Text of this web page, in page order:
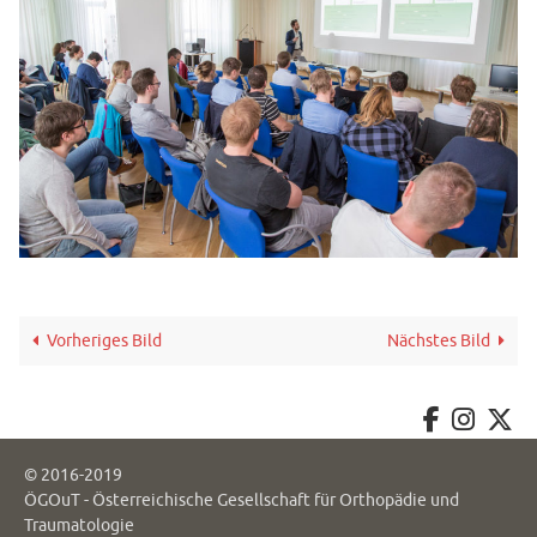
Vorheriges Bild Nächstes Bild
© 2016-2019
ÖGOuT - Österreichische Gesellschaft für Orthopädie und
Traumatologie